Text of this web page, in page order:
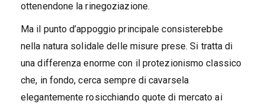
ottenendone la rinegoziazione.
Ma il punto d’appoggio principale consisterebbe
nella natura solidale delle misure prese. Si tratta di
una differenza enorme con il protezionismo classico
che, in fondo, cerca sempre di cavarsela
elegantemente rosicchiando quote di mercato ai